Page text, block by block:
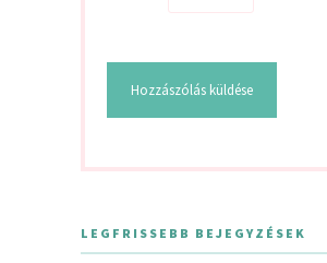
LEGFRISSEBB BEJEGYZÉSEK